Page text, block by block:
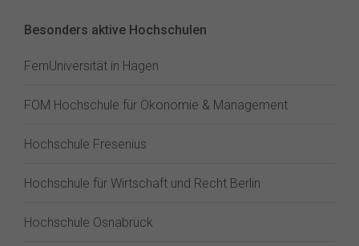
Besonders aktive Hochschulen
FernUniversität in Hagen
FOM Hochschule für Ökonomie & Management
Hochschule Fresenius
Hochschule für Wirtschaft und Recht Berlin
Hochschule Osnabrück